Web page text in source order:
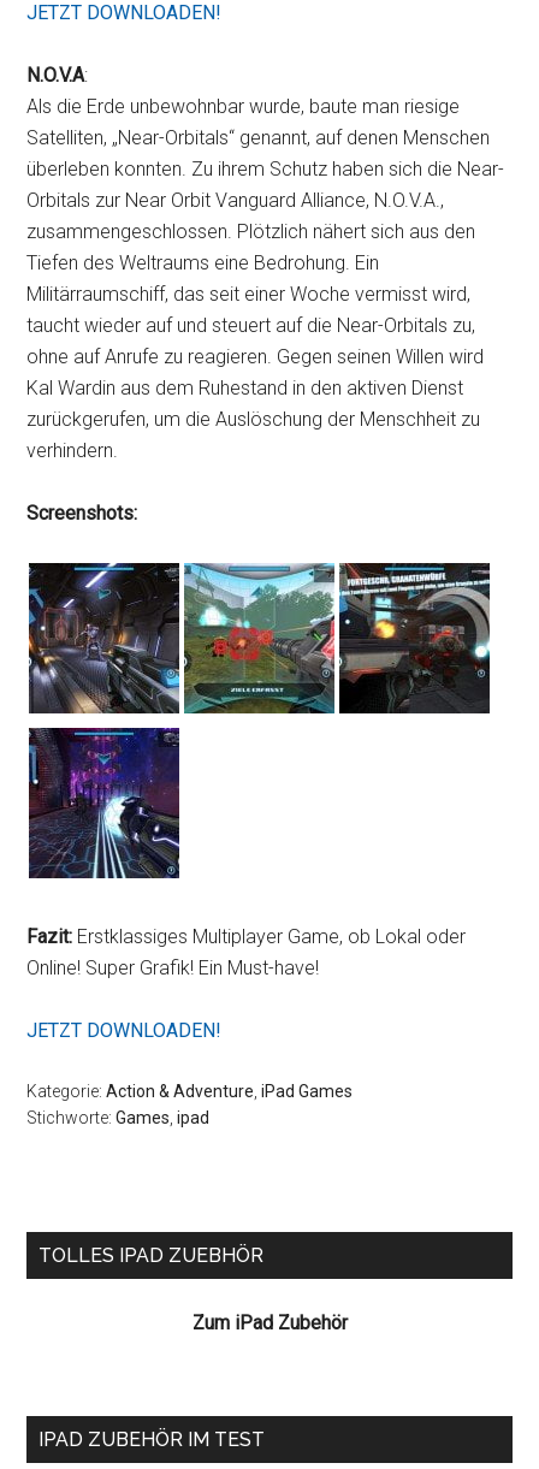
JETZT DOWNLOADEN!
N.O.V.A:
Als die Erde unbewohnbar wurde, baute man riesige
Satelliten, „Near-Orbitals“ genannt, auf denen Menschen
überleben konnten. Zu ihrem Schutz haben sich die Near-
Orbitals zur Near Orbit Vanguard Alliance, N.O.V.A.,
zusammengeschlossen. Plötzlich nähert sich aus den
Tiefen des Weltraums eine Bedrohung. Ein
Militärraumschiff, das seit einer Woche vermisst wird,
taucht wieder auf und steuert auf die Near-Orbitals zu,
ohne auf Anrufe zu reagieren. Gegen seinen Willen wird
Kal Wardin aus dem Ruhestand in den aktiven Dienst
zurückgerufen, um die Auslöschung der Menschheit zu
verhindern.
Screenshots:
Fazit: Erstklassiges Multiplayer Game, ob Lokal oder
Online! Super Grafik! Ein Must-have!
JETZT DOWNLOADEN!
Kategorie:Action & Adventure ,iPad Games
Stichworte:Games ,ipad
Seitenspalte
TOLLES IPAD ZUEBHÖR
Zum iPad Zubehör
IPAD ZUBEHÖR IM TEST